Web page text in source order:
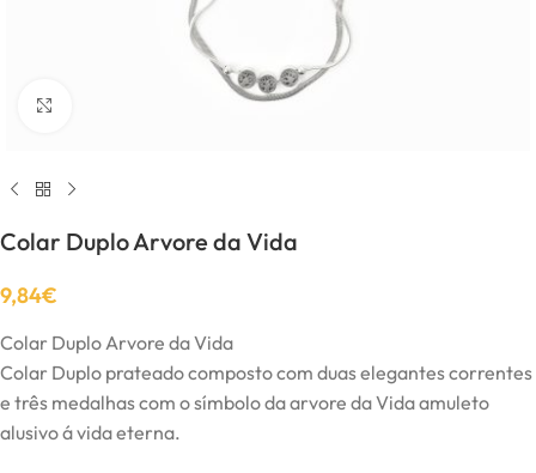
Colar Duplo Arvore da Vida
9,84€
Colar Duplo Arvore da Vida
Colar Duplo prateado composto com duas elegantes correntes
e três medalhas com o símbolo da arvore da Vida amuleto
alusivo á vida eterna.